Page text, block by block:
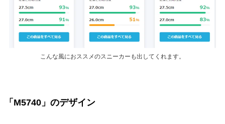
こんな風におススメのスニーカーも出してくれます。
「M5740」のデザイン